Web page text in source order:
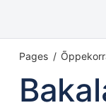
Pages